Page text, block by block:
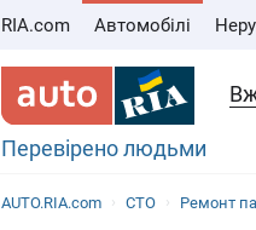
RIA.com Автомобілі
Перевірено людьми
AUTO.RIA.com СТО Ремонт